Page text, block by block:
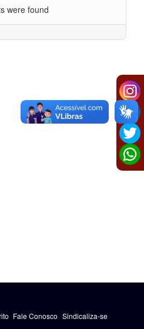
were found
Fale Conosco Sindicaliza-se